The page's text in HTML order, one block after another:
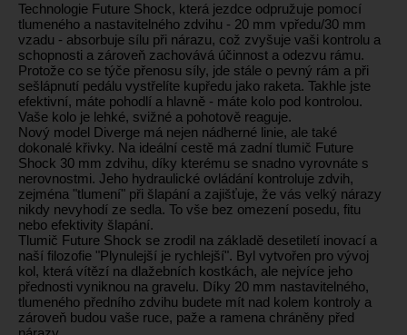
Technologie Future Shock, která jezdce odpružuje pomocí
tlumeného a nastavitelného zdvihu - 20 mm vpředu/30 mm
vzadu - absorbuje sílu při nárazu, což zvyšuje vaši kontrolu a
schopnosti a zároveň zachovává účinnost a odezvu rámu.
Protože co se týče přenosu síly, jde stále o pevný rám a při
sešlápnutí pedálu vystřelíte kupředu jako raketa. Takhle jste
efektivní, máte pohodlí a hlavně - máte kolo pod kontrolou.
Vaše kolo je lehké, svižné a pohotově reaguje.
Nový model Diverge má nejen nádherné linie, ale také
dokonalé křivky. Na ideální cestě má zadní tlumič Future
Shock 30 mm zdvihu, díky kterému se snadno vyrovnáte s
nerovnostmi. Jeho hydraulické ovládání kontroluje zdvih,
zejména "tlumení" při šlapání a zajišťuje, že vás velký nárazy
nikdy nevyhodí ze sedla. To vše bez omezení posedu, fitu
nebo efektivity šlapání.
Tlumič Future Shock se zrodil na základě desetiletí inovací a
naší filozofie "Plynulejší je rychlejší". Byl vytvořen pro vývoj
kol, která vítězí na dlažebních kostkách, ale nejvíce jeho
přednosti vyniknou na gravelu. Díky 20 mm nastavitelného,
tlumeného předního zdvihu budete mít nad kolem kontroly a
zároveň budou vaše ruce, paže a ramena chráněny před